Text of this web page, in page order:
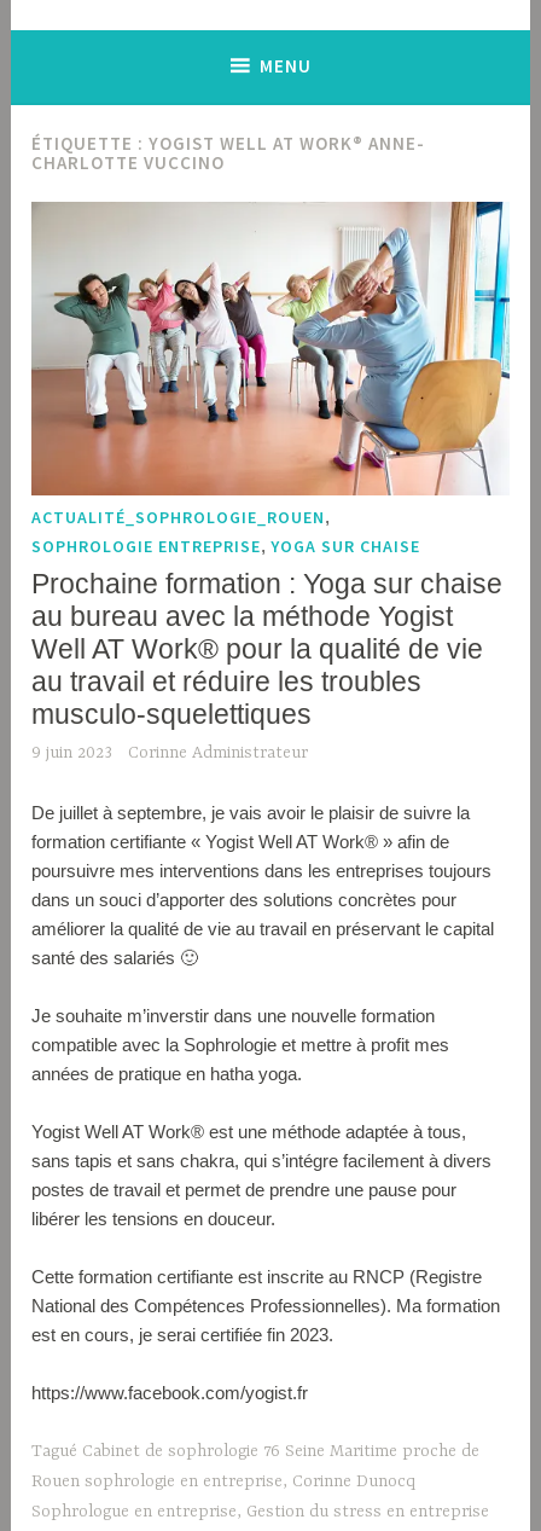
MENU
ÉTIQUETTE :YOGIST WELL AT WORK® ANNE-
CHARLOTTE VUCCINO
ACTUALITÉ_SOPHROLOGIE_ROUEN,
SOPHROLOGIE ENTREPRISE,YOGA SUR CHAISE
Prochaine formation : Yoga sur chaise
au bureau avec la méthode Yogist
Well AT Work® pour la qualité de vie
au travail et réduire les troubles
musculo-squelettiques
9 juin 2023 Corinne Administrateur
De juillet à septembre, je vais avoir le plaisir de suivre la
formation certifiante « Yogist Well AT Work® » afin de
poursuivre mes interventions dans les entreprises toujours
dans un souci d’apporter des solutions concrètes pour
améliorer la qualité de vie au travail en préservant le capital
santé des salariés 🙂
Je souhaite m’inverstir dans une nouvelle formation
compatible avec la Sophrologie et mettre à profit mes
années de pratique en hatha yoga.
Yogist Well AT Work® est une méthode adaptée à tous,
sans tapis et sans chakra, qui s’intégre facilement à divers
postes de travail et permet de prendre une pause pour
libérer les tensions en douceur.
Cette formation certifiante est inscrite au RNCP (Registre
National des Compétences Professionnelles). Ma formation
est en cours, je serai certifiée fin 2023.
https://www.facebook.com/yogist.fr
Tagué Cabinet de sophrologie 76 Seine Maritime proche de
Rouen sophrologie en entreprise, Corinne Dunocq
Sophrologue en entreprise, Gestion du stress en entreprise